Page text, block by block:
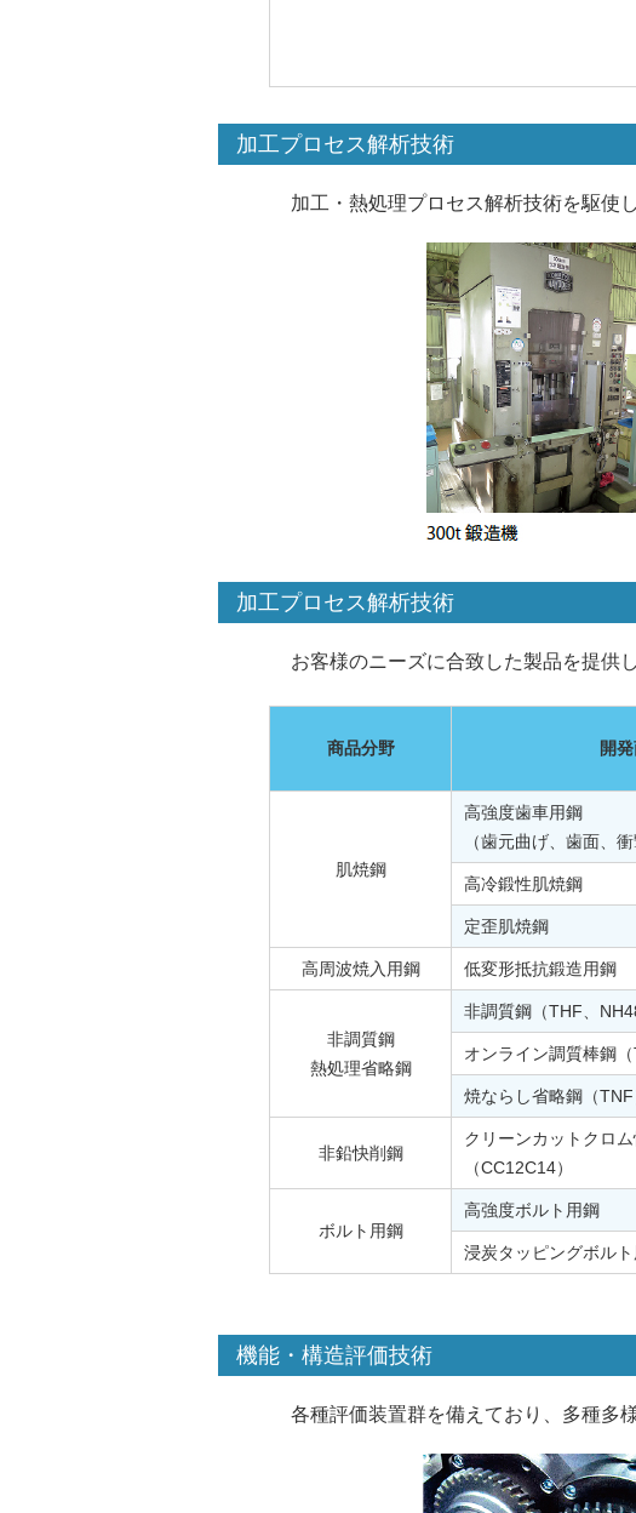
加工プロセス解析技術
加工・熱処理プロセス解析技術を駆使
加工プロセス解析技術
お客様のニーズに合致した製品を提供し
商品分野 開
肌焼鋼
高強度歯車用鋼
（歯元曲げ、歯面、衝
高冷鍛性肌焼鋼
定歪肌焼鋼
高周波焼入用鋼 低変形抵抗鍛造用鋼
非調質鋼
熱処理省略鋼
非調質鋼（THF、
オンライン調質棒鋼（
焼ならし省略鋼（TNF
非鉛快削鋼
クリーンカットクロ
（CC12C14）
ボルト用鋼
高強度ボルト用鋼
浸炭タッピングボル
機能・構造評価技術
各種評価装置群を備えており、多種多